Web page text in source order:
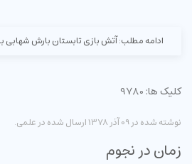
ادامه مطلب: آتش بازی تابستان بارش شهابی
کلیک ها: 9780
نوشته شده در09 آذر 1378 ارسال شده درعلمی.
زمان در نجوم